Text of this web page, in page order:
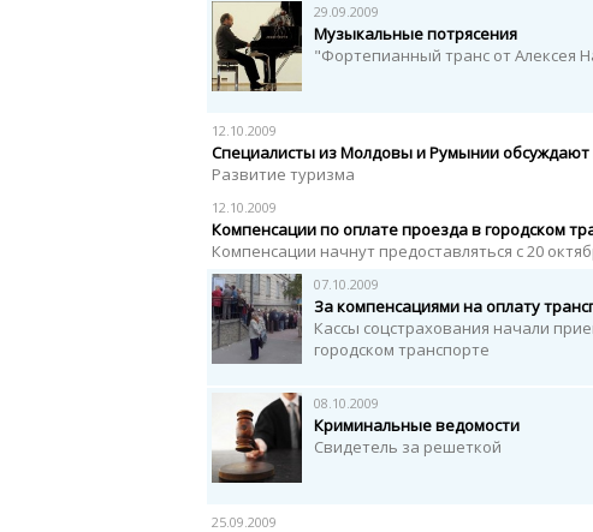
29.09.2009
Музыкальные потрясения
"Фортепианный транс от Алексея
12.10.2009
Специалисты из Молдовы и Румынии обсуждают
Развитие туризма
12.10.2009
Компенсации по оплате проезда в городском
Компенсации начнут предоставляться с 20
07.10.2009
За компенсациями на оплату
Кассы соцстрахования начали
городском транспорте
08.10.2009
Криминальные ведомости
Свидетель за решеткой
25.09.2009